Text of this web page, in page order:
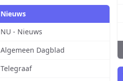
Nieuws
NU - Nieuws
Algemeen Dagblad
Telegraaf